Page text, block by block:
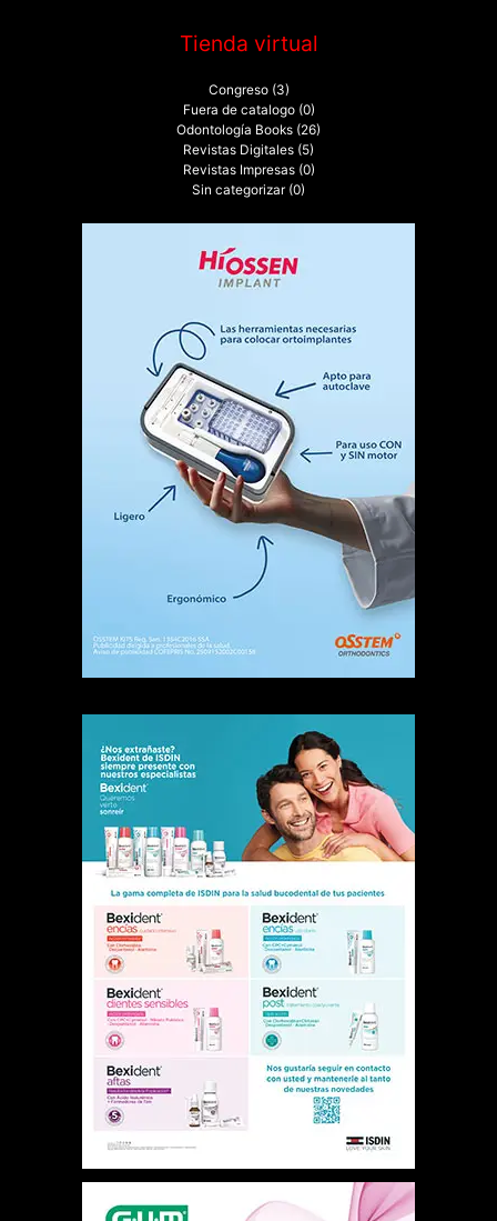
Tienda virtual
Congreso (3)
Fuera de catalogo (0)
Odontología Books (26)
Revistas Digitales (5)
Revistas Impresas (0)
Sin categorizar (0)